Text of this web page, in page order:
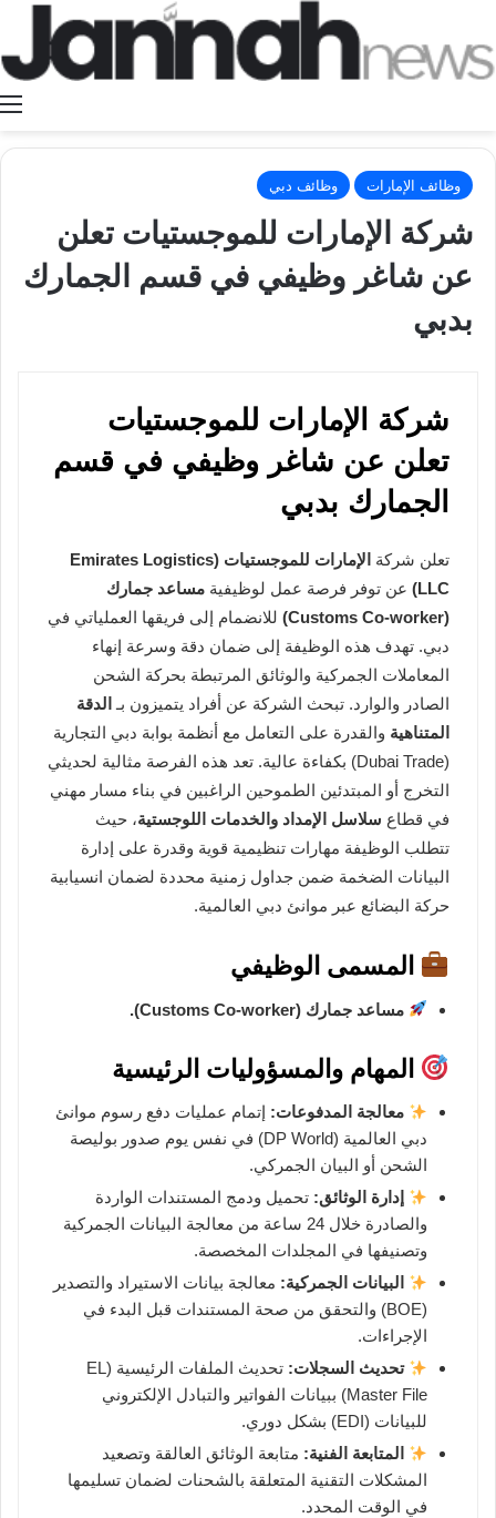
وظائف الإمارات وظائف دبي
شركة الإمارات للموجستيات تعلن
عن شاغر وظيفي في قسم الجمارك
بدبي
شركة الإمارات للموجستيات
تعلن عن شاغر وظيفي في قسم
الجمارك بدبي
تعلن شركة
الإمارات للموجستيات (Emirates Logistics
LLC)
عن توفر فرصة عمل لوظيفية مساعد جمارك
(Customs Co-worker)
للانضمام إلى فريقها العملياتي في
دبي. تهدف هذه الوظيفة إلى ضمان دقة وسرعة إنهاء
المعاملات الجمركية والوثائق المرتبطة بحركة الشحن
الصادر والوارد. تبحث الشركة عن أفراد يتميزون بـ الدقة
المتناهية والقدرة على التعامل مع أنظمة بوابة دبي التجارية
(Dubai Trade) بكفاءة عالية. تعد هذه الفرصة مثالية لحديثي
التخرج أو المبتدئين الطموحين الراغبين في بناء مسار مهني
في قطاع سلاسل الإمداد والخدمات اللوجستية، حيث
تتطلب الوظيفة مهارات تنظيمية قوية وقدرة على إدارة
البيانات الضخمة ضمن جداول زمنية محددة لضمان انسيابية
حركة البضائع عبر موانئ دبي العالمية.
المسمى الوظيفي
مساعد جمارك (Customs Co-worker).
المهام والمسؤوليات الرئيسية
معالجة المدفوعات: إتمام عمليات دفع رسوم موانئ
دبي العالمية (DP World) في نفس يوم صدور بوليصة
الشحن أو البيان الجمركي.
إدارة الوثائق: تحميل ودمج المستندات الواردة
والصادرة خلال 24 ساعة من معالجة البيانات الجمركية
وتصنيفها في المجلدات المخصصة.
البيانات الجمركية: معالجة بيانات الاستيراد والتصدير
(BOE) والتحقق من صحة المستندات قبل البدء في
الإجراءات.
تحديث السجلات:
تحديث الملفات الرئيسية (EL
Master File) ببيانات الفواتير والتبادل الإلكتروني
للبيانات (EDI) بشكل دوري.
المتابعة الفنية: متابعة الوثائق العالقة وتصعيد
المشكلات التقنية المتعلقة بالشحنات لضمان تسليمها
في الوقت المحدد.